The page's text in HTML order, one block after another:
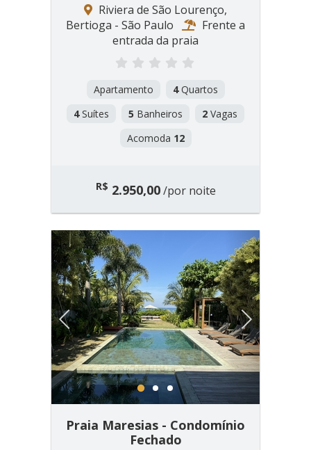
Riviera de São Lourenço,
Bertioga - São Paulo
Frente a
entrada da praia
Apartamento 4Quartos
4Suítes 5 Banheiros 2 Vagas
Acomoda 12
R$ 2.950,00/por noite
Previous Next
1 2 3
Praia Maresias - Condomínio
Fechado